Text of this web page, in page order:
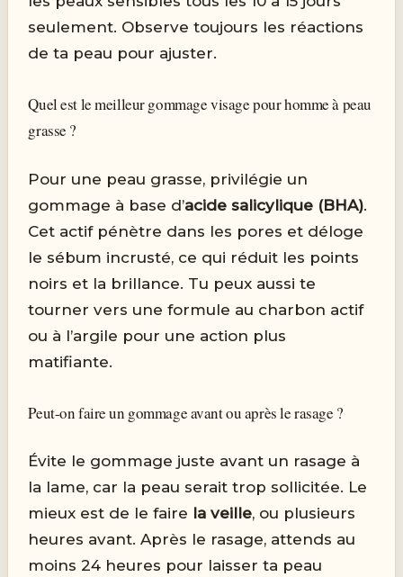
seulement. Observe toujours les réactions
de ta peau pour ajuster.
Quel est le meilleur gommage visage pour homme à peau
grasse ?
Pour une peau grasse, privilégie un
gommage à base d’acide salicylique (BHA).
Cet actif pénètre dans les pores et déloge
le sébum incrusté, ce qui réduit les points
noirs et la brillance. Tu peux aussi te
tourner vers une formule au charbon actif
ou à l’argile pour une action plus
matifiante.
Peut-on faire un gommage avant ou après le rasage ?
Évite le gommage juste avant un rasage à
la lame, car la peau serait trop sollicitée. Le
mieux est de le faire la veille, ou plusieurs
heures avant. Après le rasage, attends au
moins 24 heures pour laisser ta peau